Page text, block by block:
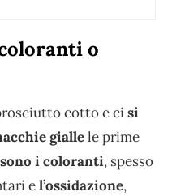
o
cotto e cisi
giallele prime
sono i coloranti, spesso
el’ossidazione,